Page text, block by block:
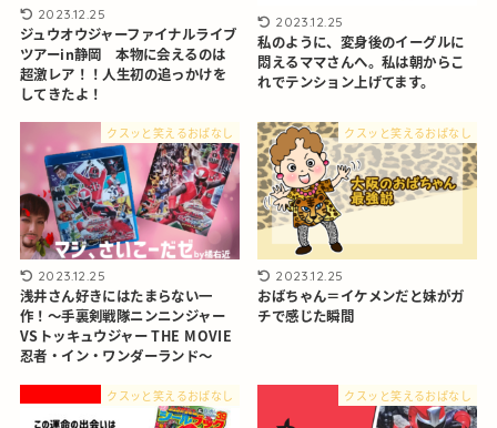
2023.12.25
ジュウオウジャーファイナルライブ
ツアーin静岡 本物に会えるのは
超激レア！！人生初の追っかけを
してきたよ！
2023.12.25
私のように、変身後のイーグルに
悶えるママさんへ。私は朝からこ
れでテンション上げてます。
クスッと笑えるおぱなし
2023.12.25
浅井さん好きにはたまらない一
作！～手裏剣戦隊ニンニンジャー
VSトッキュウジャー THE MOVIE
忍者・イン・ワンダーランド～
クスッと笑えるおぱなし
2023.12.25
おばちゃん＝イケメンだと妹がガ
チで感じた瞬間
クスッと笑えるおぱなし クスッと笑えるおぱなし